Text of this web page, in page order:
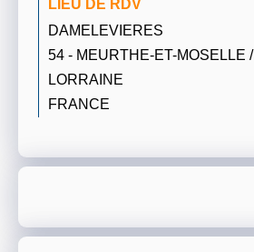
LIEU DE RDV
DAMELEVIERES
54 - MEURTHE-ET-MOSELLE /
LORRAINE
FRANCE